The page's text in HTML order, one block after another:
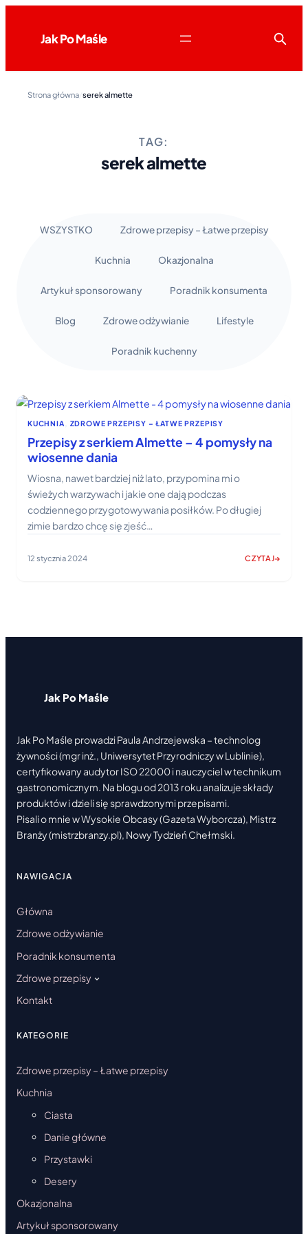
Jak Po Maśle
Strona główna serek almette
TAG:
serek almette
WSZYSTKO Zdrowe przepisy – Łatwe przepisy
Kuchnia Okazjonalna
Artykuł sponsorowany Poradnik konsumenta
Blog Zdrowe odżywianie Lifestyle
Poradnik kuchenny
KUCHNIA ZDROWE PRZEPISY – ŁATWE PRZEPISY
Przepisy z serkiem Almette – 4 pomysły na
wiosenne dania
Wiosna, nawet bardziej niż lato, przypomina mi o
świeżych warzywach i jakie one dają podczas
codziennego przygotowywania posiłków. Po długiej
zimie bardzo chcę się zjeść…
12 stycznia 2024 CZYTAJ
:
Jak Po Maśle
Jak Po Maśle prowadzi Paula Andrzejewska – technolog
żywności (mgr inż., Uniwersytet Przyrodniczy w Lublinie),
certyfikowany audytor ISO 22000 i nauczyciel w technikum
gastronomicznym. Na blogu od 2013 roku analizuje składy
produktów i dzieli się sprawdzonymi przepisami.
Pisali o mnie w Wysokie Obcasy (Gazeta Wyborcza), Mistrz
Branży (mistrzbranzy.pl), Nowy Tydzień Chełmski.
NAWIGACJA
Główna
Zdrowe odżywianie
Poradnik konsumenta
Zdrowe przepisy
Kontakt
KATEGORIE
Zdrowe przepisy – Łatwe przepisy
Kuchnia
Ciasta
Danie główne
Przystawki
Desery
Okazjonalna
Artykuł sponsorowany